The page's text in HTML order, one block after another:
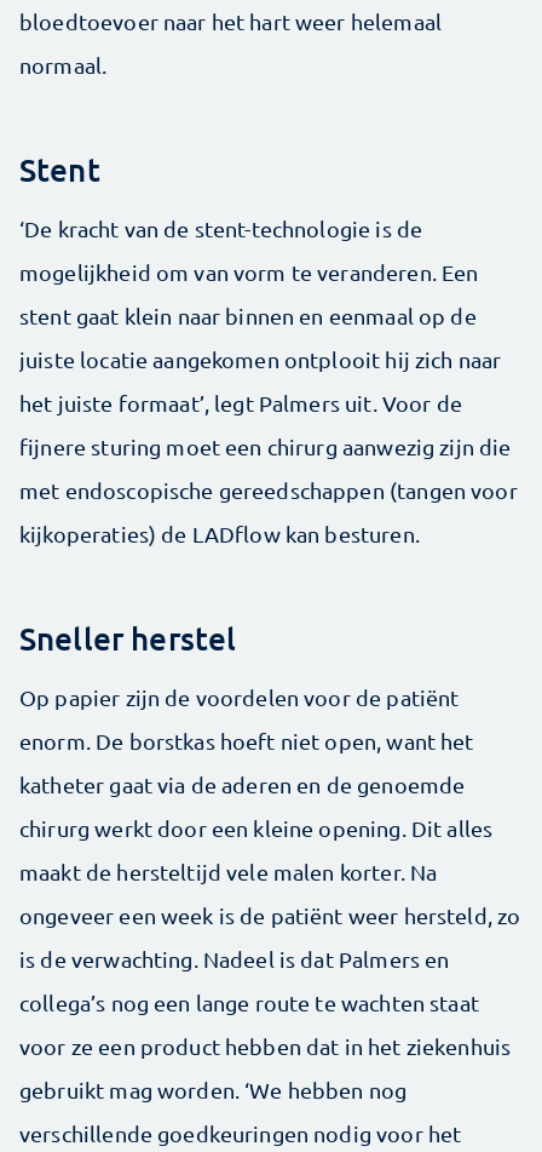
bloedtoevoer naar het hart weer helemaal
normaal.
Stent
‘De kracht van de stent-technologie is de
mogelijkheid om van vorm te veranderen. Een
stent gaat klein naar binnen en eenmaal op de
juiste locatie aangekomen ontplooit hij zich naar
het juiste formaat’, legt Palmers uit. Voor de
fijnere sturing moet een chirurg aanwezig zijn die
met endoscopische gereedschappen (tangen voor
kijkoperaties) de LADflow kan besturen.
Sneller herstel
Op papier zijn de voordelen voor de patiënt
enorm. De borstkas hoeft niet open, want het
katheter gaat via de aderen en de genoemde
chirurg werkt door een kleine opening. Dit alles
maakt de hersteltijd vele malen korter. Na
ongeveer een week is de patiënt weer hersteld, zo
is de verwachting. Nadeel is dat Palmers en
collega’s nog een lange route te wachten staat
voor ze een product hebben dat in het ziekenhuis
gebruikt mag worden. ‘We hebben nog
verschillende goedkeuringen nodig voor het